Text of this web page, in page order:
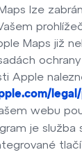
lze
Maps již
Apple
webu
je služba